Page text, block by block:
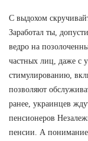
С выдохом
Заработал ты,
ведро на
частных лиц, даже с
стимулированию,
позволяют
ранее, украинцев
пенсионеров
пенсии. А понимание